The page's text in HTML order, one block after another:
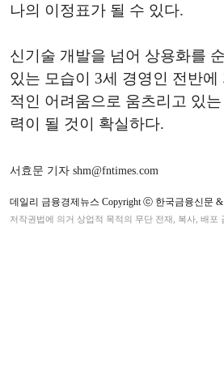
나의 이정표가 될 수 있다.
신기술 개발을 넘어 상용화를
있는 모습이 3세 경영인 전반에
적인 어려움으로 움츠리고 있
력이 될 것이 확실하다.
서효문 기자 shm@fntimes.com
데일리 금융경제뉴스 Copyright ⓒ 한국금융신문 &
저작권법에 의거 상업적 목적의 무단 전재, 복사, 배포